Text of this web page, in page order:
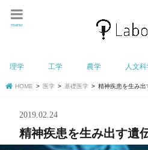
menu
理学 工学 農学 人文
HOME 医学 基礎医学 精神疾患を生み
2019.02.24
精神疾患を生み出す遺